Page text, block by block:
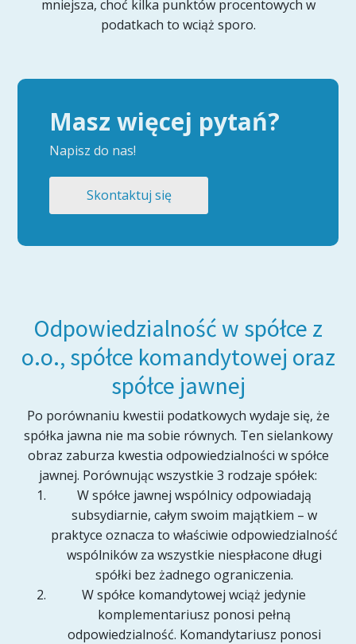
mniejsza, choć kilka punktów procentowych w
podatkach to wciąż sporo.
Masz więcej pytań?
Napisz do nas!
Skontaktuj się
Odpowiedzialność w spółce z
o.o., spółce komandytowej oraz
spółce jawnej
Po porównaniu kwestii podatkowych wydaje się, że
spółka jawna nie ma sobie równych. Ten sielankowy
obraz zaburza kwestia odpowiedzialności w spółce
jawnej. Porównując wszystkie 3 rodzaje spółek:
W spółce jawnej wspólnicy odpowiadają
subsydiarnie, całym swoim majątkiem – w
praktyce oznacza to właściwie odpowiedzialność
wspólników za wszystkie niespłacone długi
spółki bez żadnego ograniczenia.
W spółce komandytowej wciąż jedynie
komplementariusz ponosi pełną
odpowiedzialność. Komandytariusz ponosi